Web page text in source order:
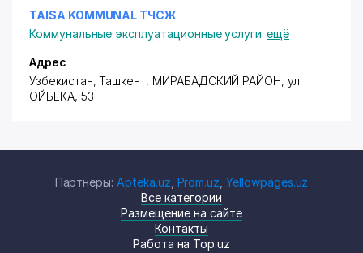
TAISA KOMMUNAL ТЧСЖ
Коммунальные эксплуатационные услуги ещё
Адрес
Узбекистан, Ташкент, МИРАБАДСКИЙ РАЙОН,ул.
ОЙБЕКА, 53
Партнеры: Apteka.uz Prom.uz ,Yellowpages.uz
Все категории
Размещение на сайте
Контакты
Работа на Top.uz